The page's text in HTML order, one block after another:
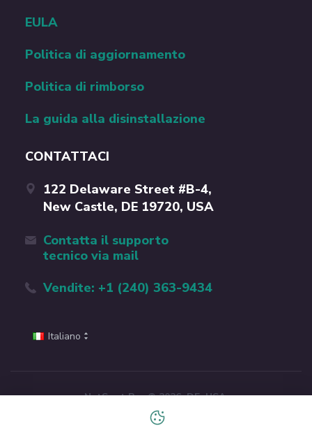
EULA
Politica di aggiornamento
Politica di rimborso
La guida alla disinstallazione
CONTATTACI
122 Delaware Street #B-4,
New Castle, DE 19720, USA
Contatta il supporto
tecnico via mail
Vendite: +1 (240) 363-9434
Italiano
NetSpot Pro © 2026. DE, USA.
Seguici suXe